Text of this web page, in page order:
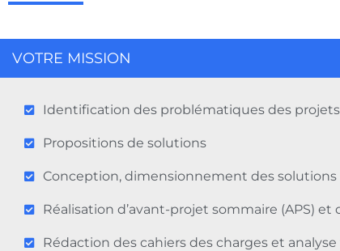
VOTRE MISSION
Identification des problématiques des
Propositions de solutions
Conception, dimensionnement des solutions
Réalisation d’avant-projet sommaire (APS) et
Rédaction des cahiers des charges et